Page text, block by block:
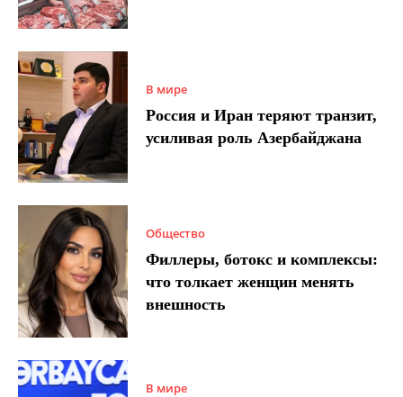
В мире
Россия и Иран теряют транзит,
усиливая роль Азербайджана
Общество
Филлеры, ботокс и комплексы:
что толкает женщин менять
внешность
В мире